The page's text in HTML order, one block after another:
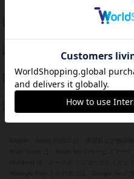
モズビ－ズ・レイダ－ズ
紹介文あり 1件の投稿
ブレーキング・アウェイ
紹介文あり 4件の投稿
ザ・フラッド